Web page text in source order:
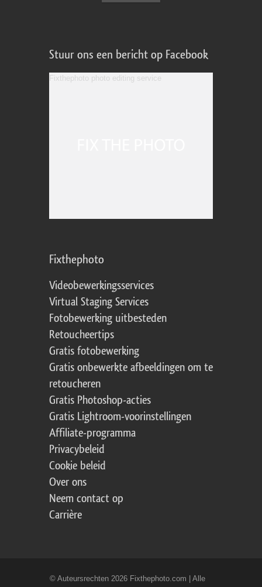
Stuur ons een bericht op Facebook
Fixthephoto photo editing service
Fixthephoto
Videobewerkingsservices
Virtual Staging Services
Fotobewerking uitbesteden
Retoucheertips
Gratis fotobewerking
Gratis onbewerkte afbeeldingen om te
retoucheren
Gratis Photoshop-acties
Gratis Lightroom-voorinstellingen
Affiliate-programma
Privacybeleid
Cookie beleid
Over ons
Neem contact op
Carrière
© Auteursrechten 2026 Fixthephoto.com | Alle